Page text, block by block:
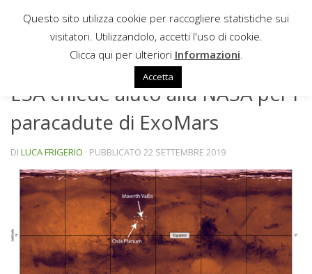
Sotto il contenuto
ESA chiede aiuto alla NASA per i
paracadute di ExoMars
DI LUCA FRIGERIO · PUBBLICATO 22 SETTEMBRE 2019
Questo sito utilizza cookie per raccogliere statistiche sui
visitatori. Utilizzandolo, accetti l'uso di cookie.
Clicca qui per ulteriori Informazioni
Accetta